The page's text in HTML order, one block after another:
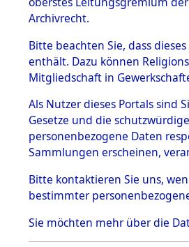
BESTÄNDE
1.
mente
5. Verschiedenes
5.3
Todesmärsche
5.3.1 Alliierte
Erhebungen
zu
Todesmärsch
en
5.3.2
Archivrecht.
Bitte beachten Sie, dass
enthält. Dazu können
Mitgliedschaft in
Als Nutzer dieses Portals sind
Gesetze und die
personenbezogene Daten
Sammlungen erscheinen,
Bitte kontaktieren Sie uns,
bestimmter
Sie möchten mehr über die